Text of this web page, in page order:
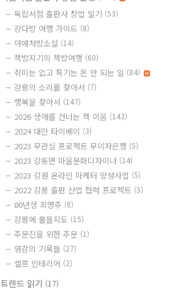
독립서점 출판사 창업 일기 (53)
강다방 여행 가이드 (8)
야매처방소설 (14)
책방지기의 책방여행 (60)
취미는 없고 특기는 돈 안 되는 일 (84)
강릉의 소리를 찾아서 (7)
행복을 찾아서 (147)
2026 생애를 건너는 책 이음 (143)
2024 대만 타이베이 (3)
2023 무관심 프로젝트 무이자은행 (5)
2023 강동면 마을문화디자이너 (14)
2023 강원 온라인 마케터 양성사업 (5)
2022 강릉 출판 산업 협력 프로젝트 (5)
80년생 최명주 (8)
강릉에 물들지도 (15)
주문진을 위한 주문 (1)
영감의 기록들 (27)
셀프 인테리어 (2)
트렌드 읽기 (17)